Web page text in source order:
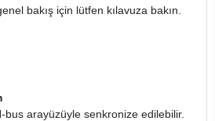
bakış için lütfen kılavuza bakın.
bus arayüzüyle senkronize edilebilir.